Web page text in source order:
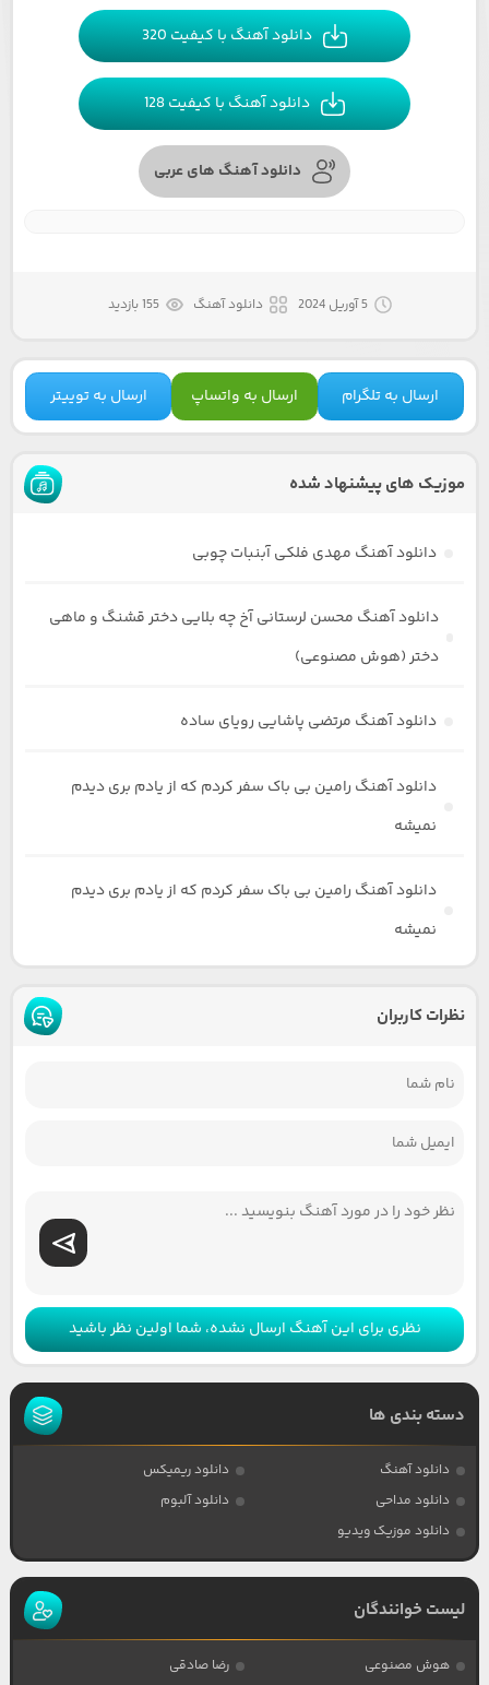
دانلود آهنگ با کیفیت 320
دانلود آهنگ با کیفیت 128
دانلود آهنگ های عربی
5 آوریل 2024 دانلود آهنگ 155 بازدید
ارسال به تلگرام ارسال به واتساپ ارسال به توییتر
موزیک های پیشنهاد شده
دانلود آهنگ مهدی فلکی آبنبات چوبی
دانلود آهنگ محسن لرستانی آخ چه بلایی دختر قشنگ و ماهی
دختر (هوش مصنوعی)
دانلود آهنگ مرتضی پاشایی رویای ساده
دانلود آهنگ رامین بی باک سفر کردم که از یادم بری دیدم
نمیشه
دانلود آهنگ رامین بی باک سفر کردم که از یادم بری دیدم
نمیشه
نظرات کاربران
نظری برای این آهنگ ارسال نشده، شما اولین نظر باشید
دسته بندی ها
دانلود آهنگ
دانلود ریمیکس
دانلود مداحی
دانلود آلبوم
دانلود موزیک ویدیو
لیست خوانندگان
هوش مصنوعی رضا صادقی